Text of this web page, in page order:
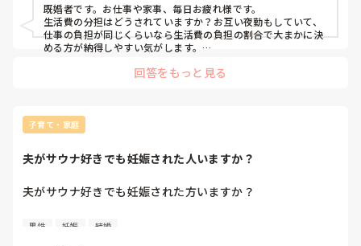
既婚者です。お仕事や家事、毎日お疲れ様です。
生活費の分担はどうされていますか？お互い夜勤もしていて、
仕事の負担が同じくらいなら生活費の負担の割合で大まかに決
める方が納得しやすい気がします。
私が行っています。家事大変ですが、子供もいないので現状維
回答をもっと見る
子育て・家庭
夫がサウナ好きでも妊娠された人いますか？
夫がサウナ好きでも妊娠された方いますか？
サウナが原因で男性不妊リスクは聞きますが、サウナをやめ
男性 妊娠 結婚